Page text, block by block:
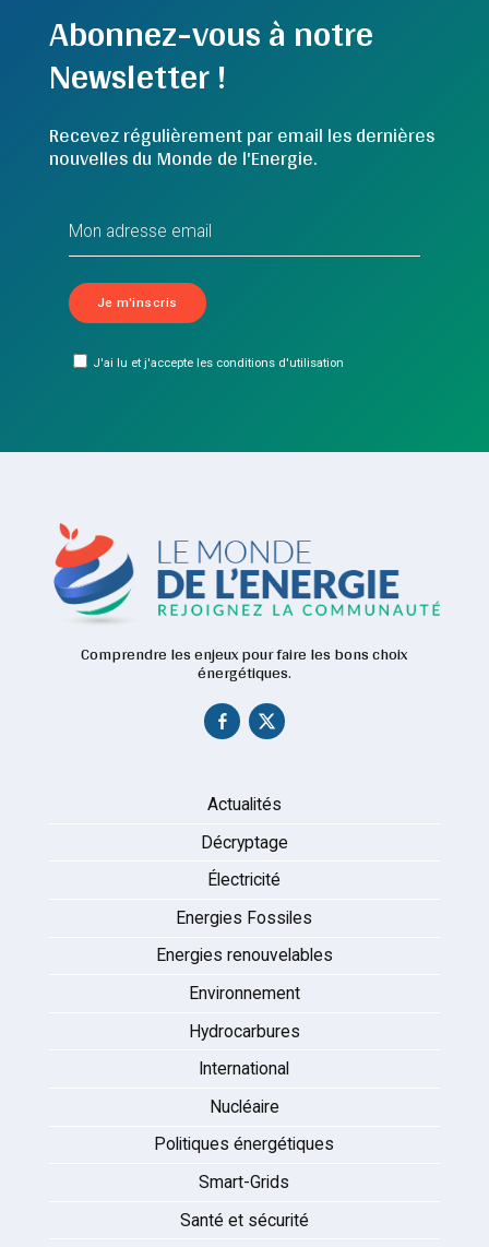
Abonnez-vous à notre
Newsletter !
Recevez régulièrement par email les dernières
nouvelles du Monde de l'Energie.
J'ai lu et j'accepte les conditions d'utilisation
Comprendre les enjeux pour faire les bons choix
énergétiques.
Actualités
Décryptage
Électricité
Energies Fossiles
Energies renouvelables
Environnement
Hydrocarbures
International
Nucléaire
Politiques énergétiques
Smart-Grids
Santé et sécurité